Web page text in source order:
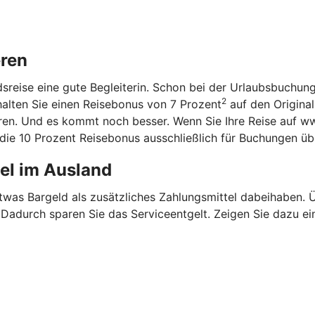
eine gute Begleiterin. Schon bei der
Sie einen Reisebonus von 7 Prozent2 auf den
Und es kommt noch besser. Wenn Sie Ihre Reise auf
10 Prozent Reisebonus ausschließlich für Buchungen
im Ausland
Bargeld als zusätzliches Zahlungsmittel dabeihaben.
sparen Sie das Serviceentgelt. Zeigen Sie dazu